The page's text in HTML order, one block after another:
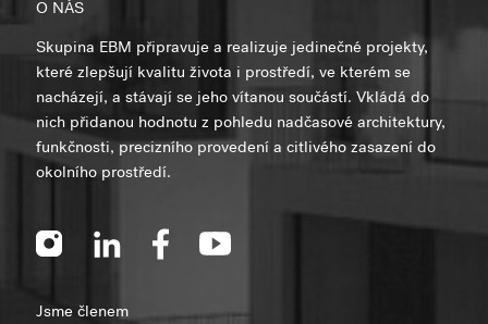
O NÁS
Skupina EBM připravuje a realizuje jedinečné projekty,
které zlepšují kvalitu života i prostředí, ve kterém se
nacházejí, a stávají se jeho vítanou součástí. Vkládá do
nich přidanou hodnotu z pohledu nadčasové architektury,
funkčnosti, precizního provedení a citlivého zasazení do
okolního prostředí.
Jsme členem